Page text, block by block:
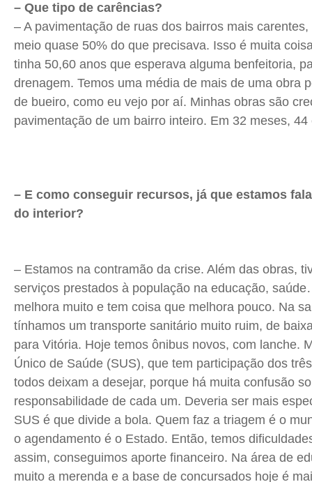
– Que tipo de carências?
– A pavimentação de ruas dos bairros mais
meio quase 50% do que precisava. Isso é muita
tinha 50,60 anos que esperava alguma benfeitoria,
drenagem. Temos uma média de mais de uma obra
de bueiro, como eu vejo por aí. Minhas obras são
pavimentação de um bairro inteiro. Em 32 meses,
– E como conseguir recursos, já que estamos
do interior?
– Estamos na contramão da crise. Além das obras,
serviços prestados à população na educação,
melhora muito e tem coisa que melhora pouco. Na
tínhamos um transporte sanitário muito ruim, de
para Vitória. Hoje temos ônibus novos, com lanche.
Único de Saúde (SUS), que tem participação dos
todos deixam a desejar, porque há muita confusão
responsabilidade de cada um. Deveria ser mais
SUS é que divide a bola. Quem faz a triagem é o
o agendamento é o Estado. Então, temos
assim, conseguimos aporte financeiro. Na área de
muito a merenda e a base de concursados hoje é